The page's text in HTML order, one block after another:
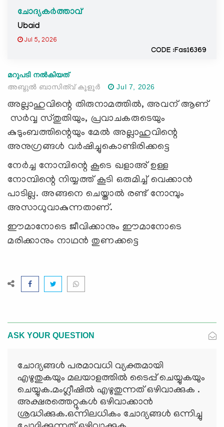
ചോദ്യകർത്താവ്
Ubaid
Jul 5, 2026
CODE :Fas16369
മറുപടി നൽകിയത്
അബ്ദുല്‍ ബാസിത്വ് കൂളൂര്‍
Jul 7, 2026
അല്ലാഹുവിന്റെ തിരുനാമത്തില്‍, അവന് ആണ്
സര്‍വ്വ സ്തുതിയും, പ്രവാചകരുടെയും
കുടുംബത്തിന്റെയും മേല്‍ അല്ലാഹുവിന്റെ
അനുഗ്രങ്ങള്‍ വര്‍ഷിച്ചുകൊണ്ടിരിക്കട്ടെ
നേർച്ച നോമ്പിന്റെ കൂടെ ഖളാഅ് ഉള്ള
നോമ്പിന്റെ നിയ്യത്ത് കൂടി ഒരുമിച്ച് വെക്കാൻ
പാടില്ല. അങ്ങനെ ചെയ്താൽ രണ്ട് നോമ്പും
അസാധുവാകുന്നതാണ്.
ഈമാനോടെ ജീവിക്കാനും ഈമാനോടെ
മരിക്കാനും നാഥന്‍ തുണക്കട്ടെ
ASK YOUR QUESTION
ചോദ്യങ്ങള്‍ പരമാവധി വ്യക്തമായി
എഴുതുകയും മലയാളത്തില്‍ ടൈപ്പ് ചെയ്യുകയും
ചെയ്യുക.മംഗ്ലീഷില്‍ എഴുതുന്നത് ഒഴിവാക്കുക .
അക്ഷരത്തെറ്റുകള്‍ ഒഴിവാക്കാന്‍
ശ്രദ്ധിക്കുക.ഒന്നിലധികം ചോദ്യങ്ങള്‍ ഒന്നിച്ചു